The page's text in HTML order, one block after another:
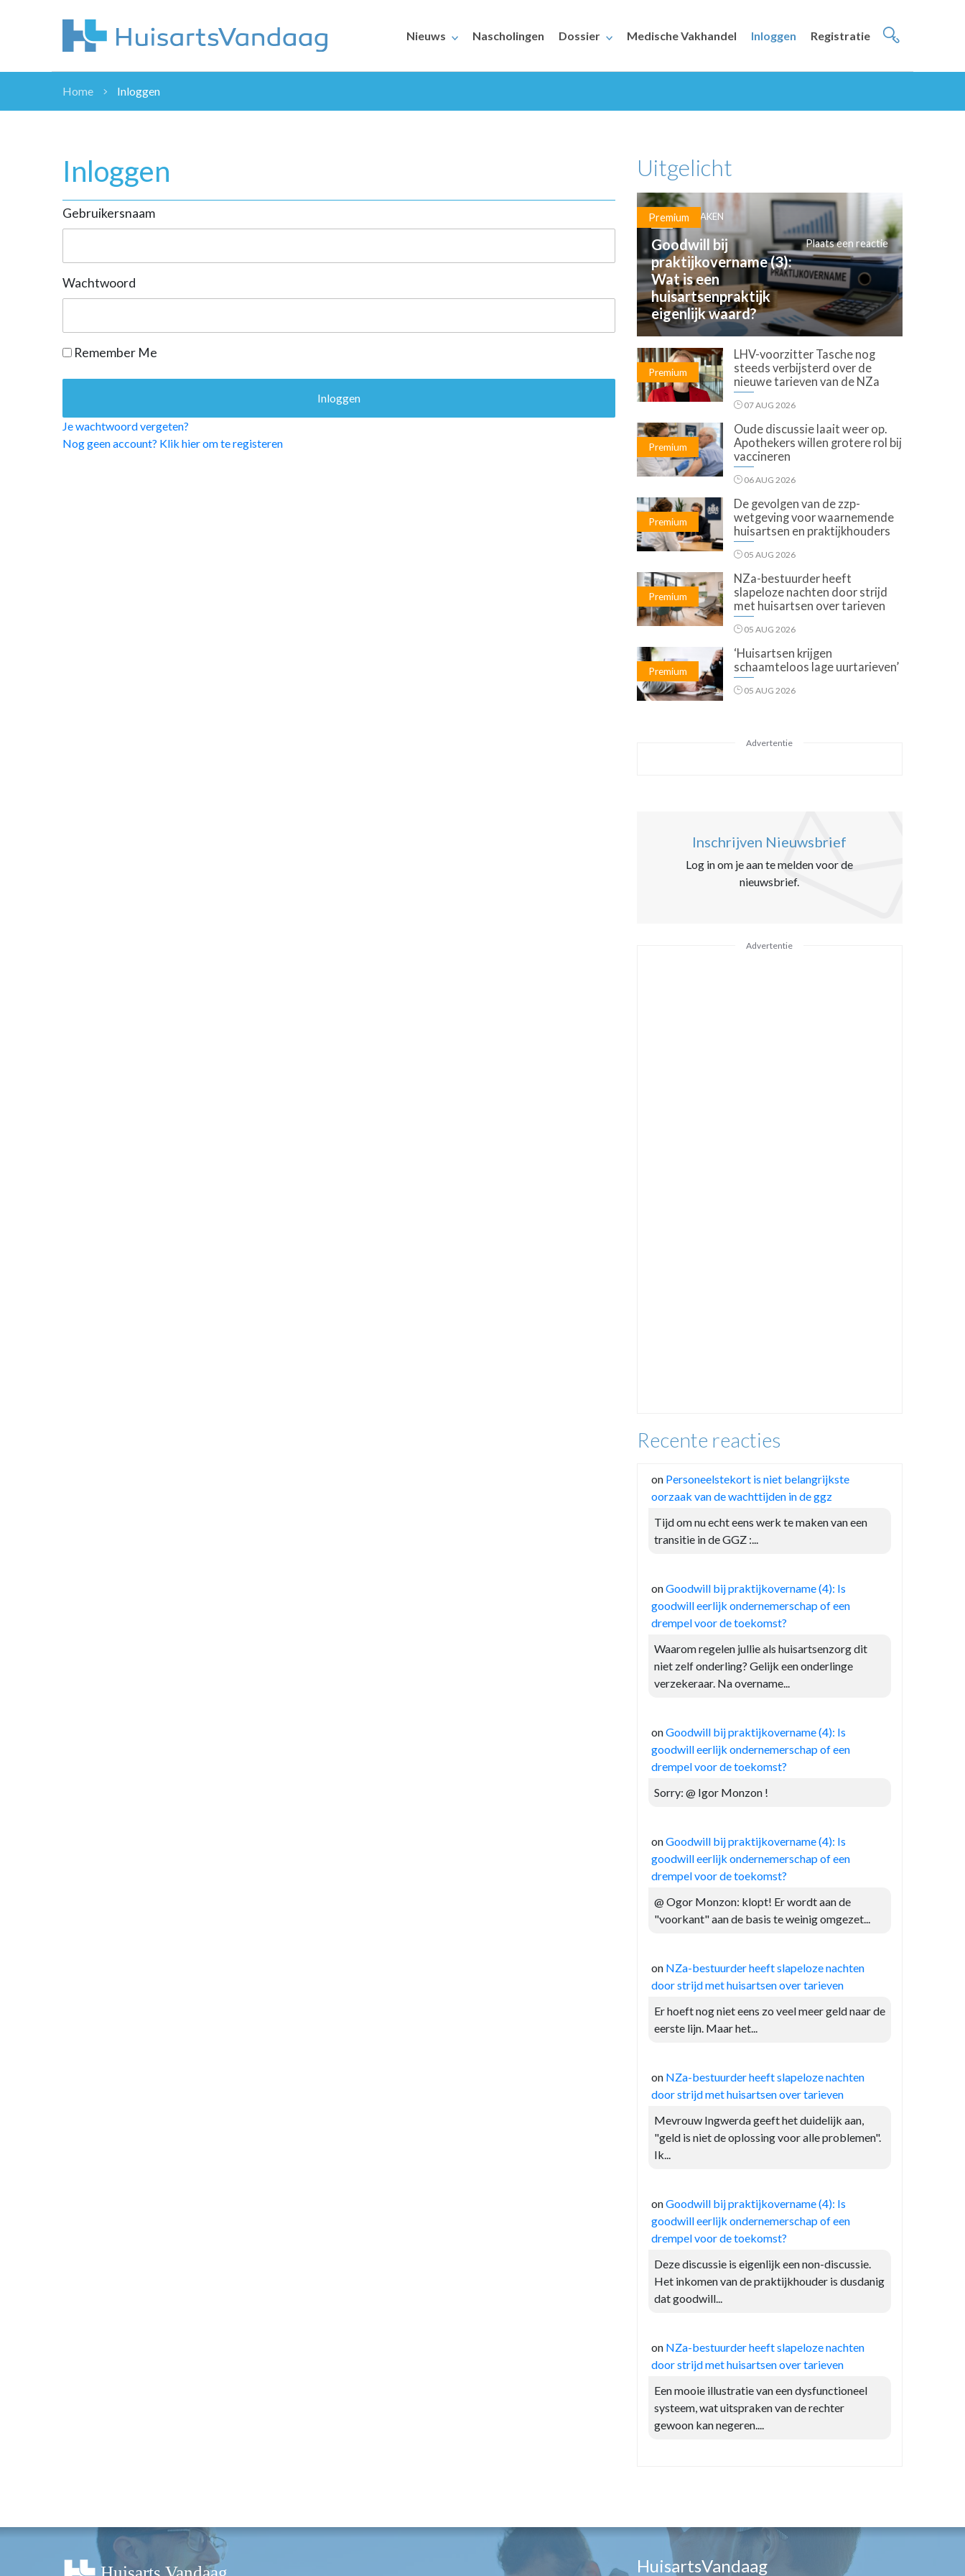
Nieuws Nascholingen Dossier Medische Vakhandel Inloggen Registratie
ZORGVERZEKERAARS
DOSSIER
NHG
PRAKTIJKZAKEN
VPHUISARTSEN
MEDISCHE VAKHANDEL
Home Inloggen
Inloggen
Gebruikersnaam
Wachtwoord
Remember Me
Je wachtwoord vergeten?
Nog geen account? Klik hier om te registeren
Uitgelicht
Premium
PRAKTIJKZAKEN
Goodwill bij
praktijkovername (3):
Wat is een
huisartsenpraktijk
eigenlijk waard?
Plaats een reactie
Premium
LHV-voorzitter Tasche nog
steeds verbijsterd over de
nieuwe tarieven van de NZa
07 AUG 2026
Premium
Oude discussie laait weer op.
Apothekers willen grotere rol bij
vaccineren
06 AUG 2026
Premium
De gevolgen van de zzp-
wetgeving voor waarnemende
huisartsen en praktijkhouders
05 AUG 2026
Premium
NZa-bestuurder heeft
slapeloze nachten door strijd
met huisartsen over tarieven
05 AUG 2026
Premium
‘Huisartsen krijgen
schaamteloos lage uurtarieven’
05 AUG 2026
Advertentie
Inschrijven Nieuwsbrief
Log in om je aan te melden voor de
nieuwsbrief.
Advertentie
Recente reacties
on Personeelstekort is niet belangrijkste
oorzaak van de wachttijden in de ggz
Tijd om nu echt eens werk te maken van een
transitie in de GGZ :...
onGoodwill bij praktijkovername (4): Is
goodwill eerlijk ondernemerschap of een
drempel voor de toekomst?
Waarom regelen jullie als huisartsenzorg dit
niet zelf onderling? Gelijk een onderlinge
verzekeraar. Na overname...
onGoodwill bij praktijkovername (4): Is
goodwill eerlijk ondernemerschap of een
drempel voor de toekomst?
Sorry: @ Igor Monzon !
onGoodwill bij praktijkovername (4): Is
goodwill eerlijk ondernemerschap of een
drempel voor de toekomst?
@ Ogor Monzon: klopt! Er wordt aan de
"voorkant" aan de basis te weinig omgezet...
on NZa-bestuurder heeft slapeloze nachten
door strijd met huisartsen over tarieven
Er hoeft nog niet eens zo veel meer geld naar de
eerste lijn. Maar het...
on NZa-bestuurder heeft slapeloze nachten
door strijd met huisartsen over tarieven
Mevrouw Ingwerda geeft het duidelijk aan,
"geld is niet de oplossing voor alle problemen".
Ik...
onGoodwill bij praktijkovername (4): Is
goodwill eerlijk ondernemerschap of een
drempel voor de toekomst?
Deze discussie is eigenlijk een non-discussie.
Het inkomen van de praktijkhouder is dusdanig
dat goodwill...
on NZa-bestuurder heeft slapeloze nachten
door strijd met huisartsen over tarieven
Een mooie illustratie van een dysfunctioneel
systeem, wat uitspraken van de rechter
gewoon kan negeren....
HuisartsVandaag